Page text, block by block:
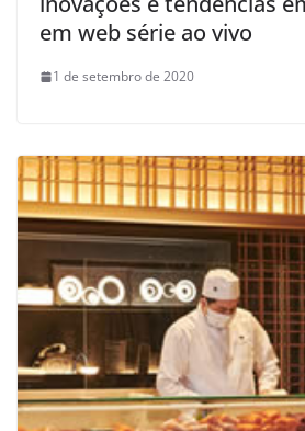
em web série ao vivo
1 de setembro de 2020